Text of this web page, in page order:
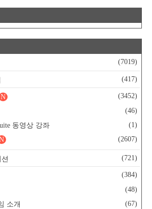
(7019)
(417)
(3452)
N
(46)
동영상 강좌
(1)
(2607)
(721)
(384)
(48)
소개
(67)